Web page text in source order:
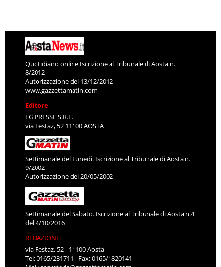
Quotidiano online Iscrizione al Tribunale di Aosta n.
8/2012
Autorizzazione del 13/12/2012
www.gazzettamatin.com
Editore
LG PRESSE S.R.L.
via Festaz, 52 11100 AOSTA
Settimanale del Lunedì. Iscrizione al Tribunale di Aosta n.
9/2002
Autorizzazione del 20/05/2002
Settimanale del Sabato. Iscrizione al Tribunale di Aosta n.4
del 4/10/2016
REDAZIONE
via Festaz, 52 - 11100 Aosta
Tel: 0165/231711 - Fax: 0165/1820141